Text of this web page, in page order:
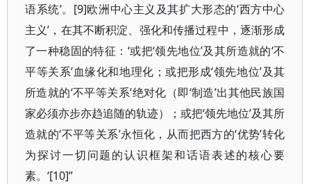
语系统’。[9]欧洲中心主义及其扩大形态的‘西方中心
主义’，在其不断积淀、强化和传播过程中，逐渐形成
了一种稳固的特征：‘或把‘领先地位’及其所造就的‘不
平等关系’血缘化和地理化；或把形成‘领先地位’及其
所造就的‘不平等关系’绝对化（即‘制造’出其他民族国
家必须亦步亦趋追随的轨迹）；或把‘领先地位’及其所
造就的‘不平等关系’永恒化，从而把西方的‘优势’转化
为探讨一切问题的认识框架和话语表述的核心要
素。‘[10]”